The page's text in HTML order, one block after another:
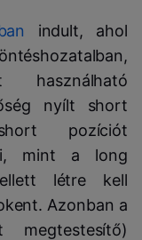
indult, ahol
nyílt short
pozíciót
mint a long
létre kell
Azonban a
megtestesítő)